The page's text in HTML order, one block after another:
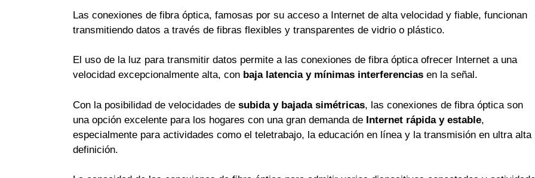
Las conexiones de fibra óptica, famosas por su acceso a Internet de alta velocidad y fiable, funcionan
transmitiendo datos a través de fibras flexibles y transparentes de vidrio o plástico.
El uso de la luz para transmitir datos permite a las conexiones de fibra óptica ofrecer Internet a una
velocidad excepcionalmente alta, con baja latencia y mínimas interferencias en la señal.
Con la posibilidad de velocidades de subida y bajada simétricas, las conexiones de fibra óptica son
una opción excelente para los hogares con una gran demanda de Internet rápida y estable,
especialmente para actividades como el teletrabajo, la educación en línea y la transmisión en ultra alta
definición.